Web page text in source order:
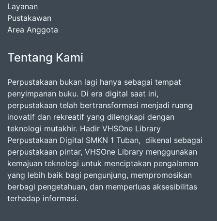
Layanan
Pustakawan
Area Anggota
Tentang Kami
Perpustakaan bukan lagi hanya sebagai tempat
penyimpanan buku. Di era digital saat ini,
perpustakaan telah bertransformasi menjadi ruang
inovatif dan rekreatif yang dilengkapi dengan
teknologi mutakhir. Hadir VHSOne Library
Perpustakaan Digital SMKN 1 Tuban, dikenal sebagai
perpustakaan pintar, VHSOne Library menggunakan
kemajuan teknologi untuk menciptakan pengalaman
yang lebih baik bagi pengunjung, mempromosikan
berbagi pengetahuan, dan memperluas aksesibilitas
terhadap informasi.